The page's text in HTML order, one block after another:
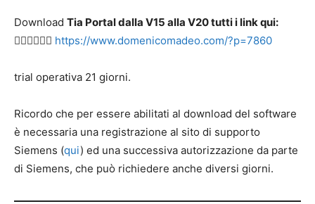
Download Tia Portal dalla V15 alla V20 tutti i link qui:
👉🏻👉🏻👉🏻 https://www.domenicomadeo.com/?p=7860
trial operativa 21 giorni.
Ricordo che per essere abilitati al download del software
è necessaria una registrazione al sito di supporto
Siemens (qui) ed una successiva autorizzazione da parte
di Siemens, che può richiedere anche diversi giorni.